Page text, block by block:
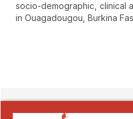
socio-demographic, clinical
in Ouagadougou, Burkina